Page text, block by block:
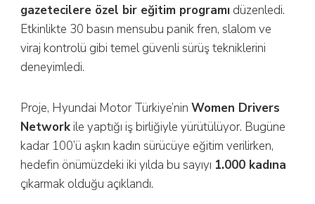
gazetecilere özel bir eğitim programı düzenledi.
Etkinlikte 30 basın mensubu panik fren, slalom ve
viraj kontrolü gibi temel güvenli sürüş tekniklerini
deneyimledi.
Proje, Hyundai Motor Türkiye’ninWomen Drivers
Network ile yaptığı iş birliğiyle yürütülüyor. Bugüne
kadar 100’ü aşkın kadın sürücüye eğitim verilirken,
hedefin önümüzdeki iki yılda bu sayıyı 1.000 kadına
çıkarmak olduğu açıklandı.